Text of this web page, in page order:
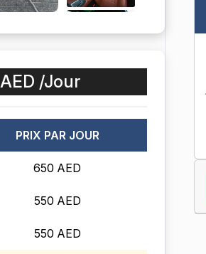
/Jour
PRIX PAR JOUR
650 AED
550 AED
550 AED